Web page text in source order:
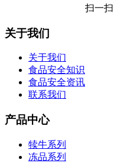
扫一
关于我们
关于我们
食品安全知识
食品安全资讯
联系我们
产品中心
犊牛系列
冻品系列